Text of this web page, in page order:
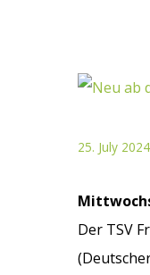
25. July 2024
Der TSV